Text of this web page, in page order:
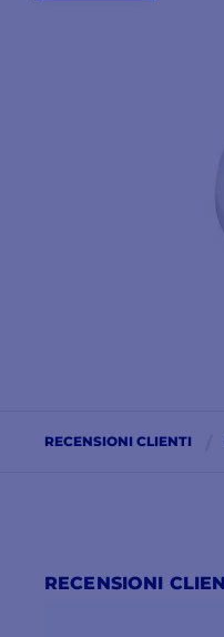
RECENSIONI CLIENTI
RECENSIONI